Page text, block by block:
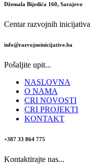
Džemala Bijedića 160, Sarajevo
Centar razvojnih inicijativa
info@razvojneinicijative.ba
Pošaljite upit...
NASLOVNA
O NAMA
CRI NOVOSTI
CRI PROJEKTI
KONTAKT
+387 33 864 775
Kontaktirajte nas...